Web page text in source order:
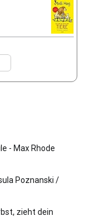
- Max Rhode
Poznanski /
zieht dein